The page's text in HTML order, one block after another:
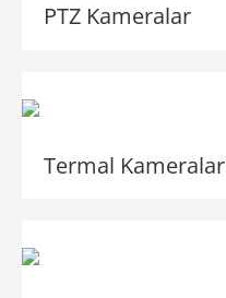
PTZ Kameralar
Termal Kameralar